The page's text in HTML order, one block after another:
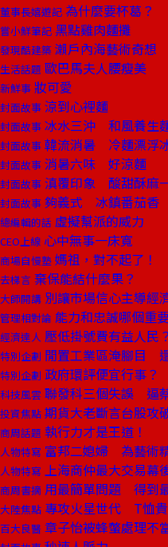
董事長嬉遊記 為什麼要杯葛？
嘗小鮮筆記 黑點雞肉麵攤
發現酷建築 瀨戶內海藝術奇想
生活話題 歐巴馬夫人腰瘦美
新鮮事 妝可愛
封面故事 涼到心裡麵
封面故事 冰水三沖 和風養生
封面故事 韓流消暑 冷麵漂浮
封面故事 消暑六味 好涼麵
封面故事 滇覆印象 酸甜酥麻
封面故事 夠義式 冰鎮番茄香
總編輯的話 虛擬幫派的威力
CEO上線 心中無事一床寬
商場自慢塾 媽祖，對不起了！
去梯言 棄保能結什麼果？
大師開講 別讓市場信心主導經
管理相對論 能力和忠誠哪個重
經濟達人 壓低掛號費有益人民？
特別企劃 閒置工業區淹腳目
特別企劃 政府環評便宜行事？
科技風雲 聯發科三個失誤 逼
投資焦點 期貨大老斷言台股攻
商周話題 執行力才是王道！
人物特寫 富邦二媳婦 為藝術
人物特寫 上海商仲最大交易幕
商周書摘 用最簡單問題 得到
大陸焦點 專攻火星世代 T恤
百大良醫 章子怡被蜂螫處理不